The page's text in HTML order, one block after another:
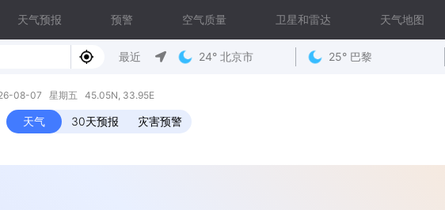
天气预报 预警 空气质量 卫星和雷达 天气地图
最近 24° 北京市 25° 巴黎
08-07 星期五 45.05N, 33.95E
天气 30天预报 灾害预警